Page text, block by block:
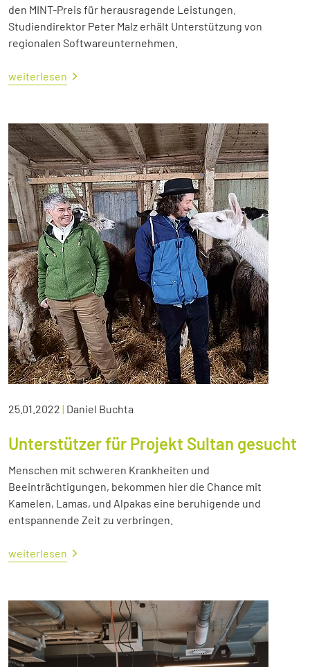
den MINT-Preis für herausragende Leistungen.
Studiendirektor Peter Malz erhält Unterstützung von
regionalen Softwareunternehmen.
weiterlesen
25.01.2022 | Daniel Buchta
Unterstützer für Projekt Sultan gesucht
Menschen mit schweren Krankheiten und
Beeinträchtigungen, bekommen hier die Chance mit
Kamelen, Lamas, und Alpakas eine beruhigende und
entspannende Zeit zu verbringen.
weiterlesen